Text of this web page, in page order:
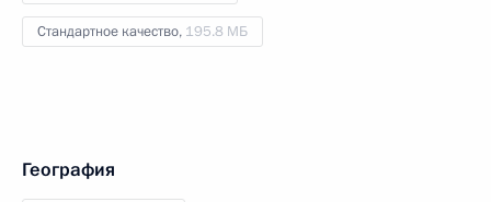
Стандартное качество, 195.8 МБ
География